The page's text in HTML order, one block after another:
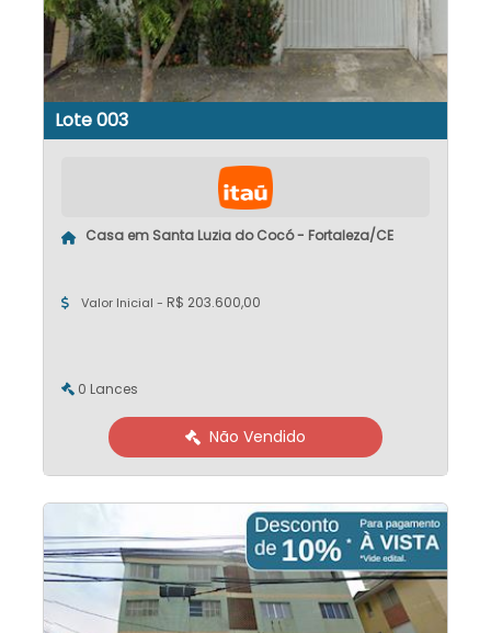
Lote 003
Casa em Santa Luzia do Cocó - Fortaleza/CE
Valor Inicial - R$ 203.600,00
0 Lances
Não Vendido